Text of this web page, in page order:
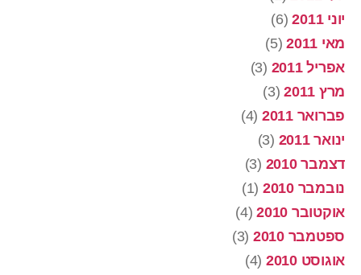
יוני 2011
(6)
מאי 2011
(5)
אפריל 2011
(3)
מרץ 2011
(3)
פברואר 2011
(4)
ינואר 2011
(3)
דצמבר 2010
(3)
נובמבר 2010
(1)
אוקטובר 2010
(4)
ספטמבר 2010
(3)
אוגוסט 2010
(4)